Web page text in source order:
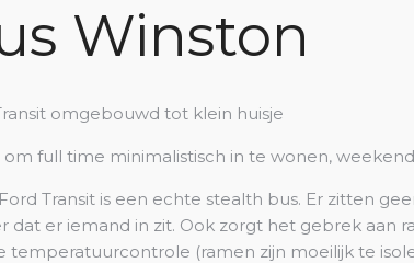
Winston
omgebouwd tot klein huisje
om full time minimalistisch in te wonen,
Transit is een echte stealth bus. Er zitten
dat er iemand in zit. Ook zorgt het gebrek aan
temperatuurcontrole (ramen zijn moeilijk te